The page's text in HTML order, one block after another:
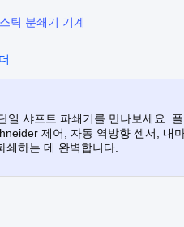
틱 분쇄기 기계
샤프트 파쇄기를 만나보세요.
제어, 자동 역방향 센서, 내
하는 데 완벽합니다.